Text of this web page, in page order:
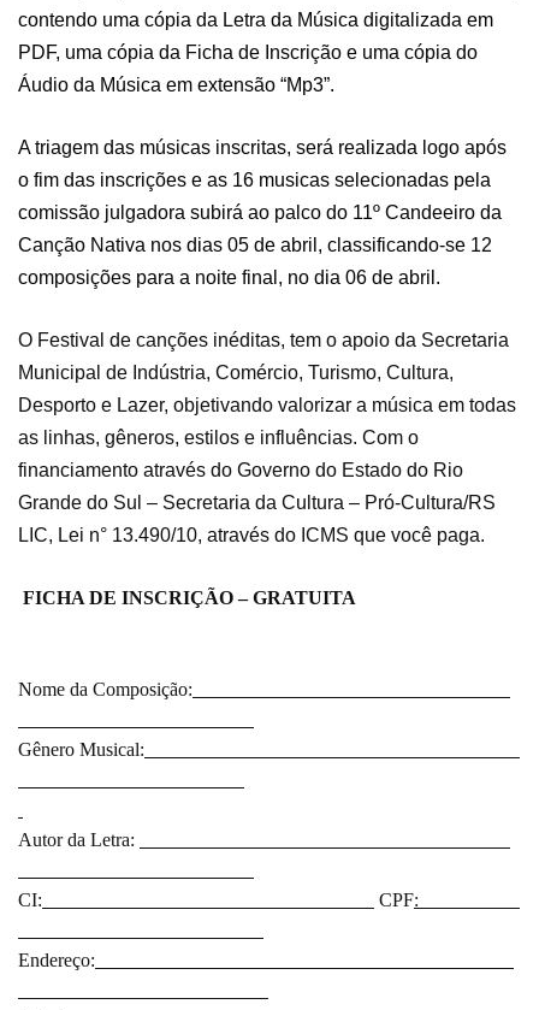
contendo uma cópia da Letra da Música digitalizada em
PDF, uma cópia da Ficha de Inscrição e uma cópia do
Áudio da Música em extensão “Mp3”.
A triagem das músicas inscritas, será realizada logo após
o fim das inscrições e as 16 musicas selecionadas pela
comissão julgadora subirá ao palco do 11º Candeeiro da
Canção Nativa nos dias 05 de abril, classificando-se 12
composições para a noite final, no dia 06 de abril.
O Festival de canções inéditas, tem o apoio da Secretaria
Municipal de Indústria, Comércio, Turismo, Cultura,
Desporto e Lazer, objetivando valorizar a música em todas
as linhas, gêneros, estilos e influências. Com o
financiamento através do Governo do Estado do Rio
Grande do Sul – Secretaria da Cultura – Pró-Cultura/RS
LIC, Lei n° 13.490/10, através do ICMS que você paga.
FICHA DE INSCRIÇÃO – GRATUITA
Nome da Composição:
Gênero Musical:
Autor da Letra:
CI: CPF:
Endereço: